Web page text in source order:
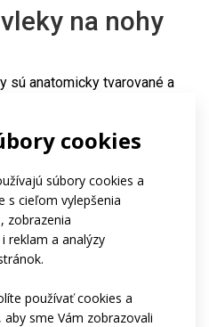
cookies
súbory cookies a
s cieľom vylepšenia
zobrazenia
reklam a analýzy
používať cookies a
sme Vám zobrazovali
na nohy
sú anatomicky tvarované a
z pružného materiálu
nohy je vyrobená z
materiálu Roubaix.
bočné zipsy v lýtkovej